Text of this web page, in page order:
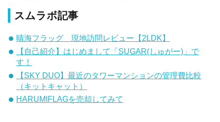
スムラボ記事
晴海フラッグ 現地訪問レビュー【2LDK】
【自己紹介】はじめまして「SUGAR(しゅがー)」で
す！
【SKY DUO】最近のタワーマンションの管理費比較
（キットキャット）
HARUMIFLAGを売却してみて